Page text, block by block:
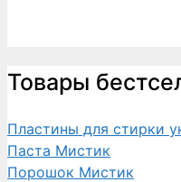
Товары
Пластины для стирки
Паста Мистик
Порошок Мистик